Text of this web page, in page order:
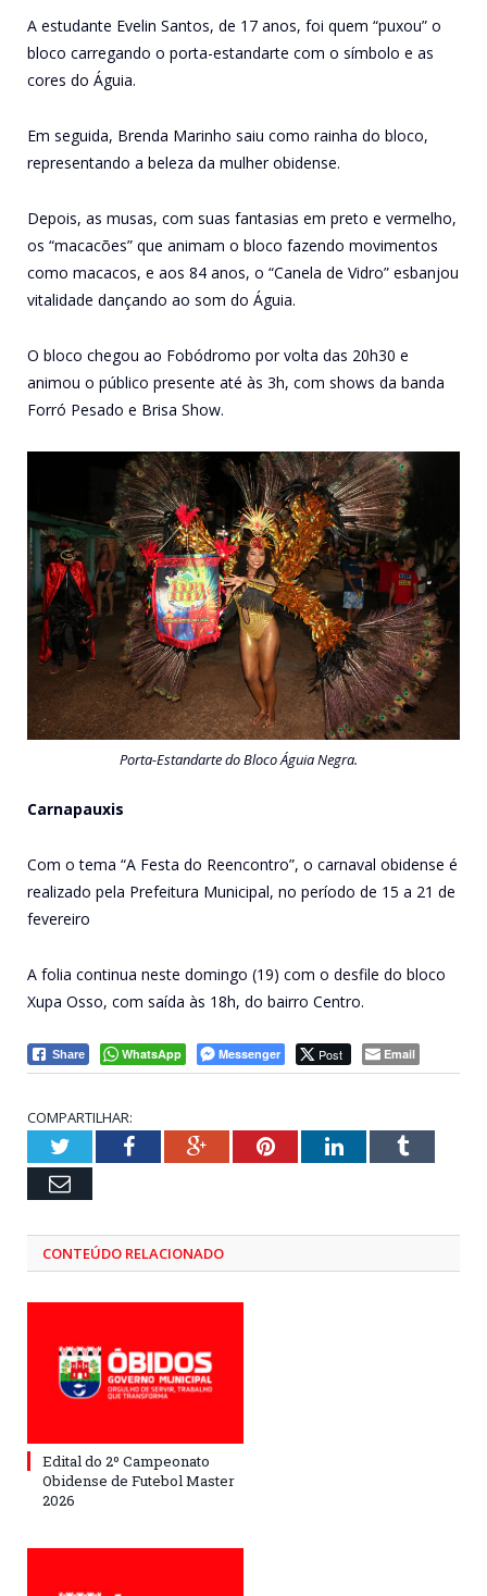
A estudante Evelin Santos, de 17 anos, foi quem “puxou” o
bloco carregando o porta-estandarte com o símbolo e as
cores do Águia.
Em seguida, Brenda Marinho saiu como rainha do bloco,
representando a beleza da mulher obidense.
Depois, as musas, com suas fantasias em preto e vermelho,
os “macacões” que animam o bloco fazendo movimentos
como macacos, e aos 84 anos, o “Canela de Vidro” esbanjou
vitalidade dançando ao som do Águia.
O bloco chegou ao Fobódromo por volta das 20h30 e
animou o público presente até às 3h, com shows da banda
Forró Pesado e Brisa Show.
Porta-Estandarte do Bloco Águia Negra.
Carnapauxis
Com o tema “A Festa do Reencontro”, o carnaval obidense é
realizado pela Prefeitura Municipal, no período de 15 a 21 de
fevereiro
A folia continua neste domingo (19) com o desfile do bloco
Xupa Osso, com saída às 18h, do bairro Centro.
Share WhatsApp Messenger Post Email
COMPARTILHAR:
TwitterFacebookGoogle+PinterestLinkedInTumblr
Email
CONTEÚDO RELACIONADO
Edital do 2º Campeonato
Obidense de Futebol Master
2026